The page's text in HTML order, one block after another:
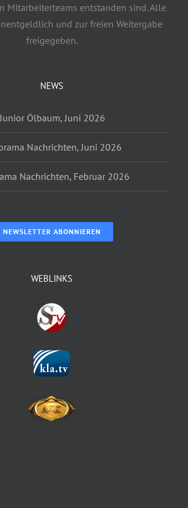
Mitarbeiterteams entstanden sind. Alle
und zur freien Weitergabe
freigegeben.
NEWS
Junior Ölbaum, Juni 2026
Nachrichten, Juni 2026
Nachrichten, Februar 2026
NEWSLETTER ABONNIEREN
WEBLINKS